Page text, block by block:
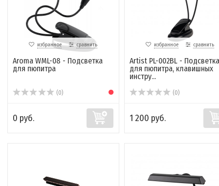
избранное сравнить
Aroma WML-08 - Подсветка
для пюпитра
(0)
0 руб.
избранное сравнить
Artist PL-002BL - Подсветка
для пюпитра, клавишных
инстру...
(0)
1 200 руб.